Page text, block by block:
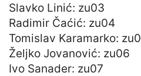
Slavko Linić: zu03
Radimir Čaćić: zu04
Tomislav Karamarko:
Željko Jovanović: zu06
Ivo Sanader: zu07